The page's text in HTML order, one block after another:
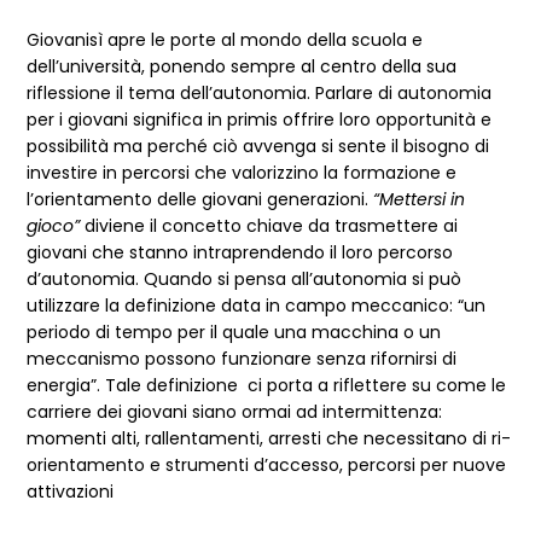
Giovanisì apre le porte al mondo della scuola e
dell’università, ponendo sempre al centro della sua
riflessione il tema dell’autonomia. Parlare di autonomia
per i giovani significa in primis offrire loro opportunità e
possibilità ma perché ciò avvenga si sente il bisogno di
investire in percorsi che valorizzino la formazione e
l’orientamento delle giovani generazioni.“Mettersi in
gioco”diviene il concetto chiave da trasmettere ai
giovani che stanno intraprendendo il loro percorso
d’autonomia. Quando si pensa all’autonomia si può
utilizzare la definizione data in campo meccanico: “un
periodo di tempo per il quale una macchina o un
meccanismo possono funzionare senza rifornirsi di
energia”. Tale definizione ci porta a riflettere su come le
carriere dei giovani siano ormai ad intermittenza:
momenti alti, rallentamenti, arresti che necessitano di ri-
orientamento e strumenti d’accesso, percorsi per nuove
attivazioni